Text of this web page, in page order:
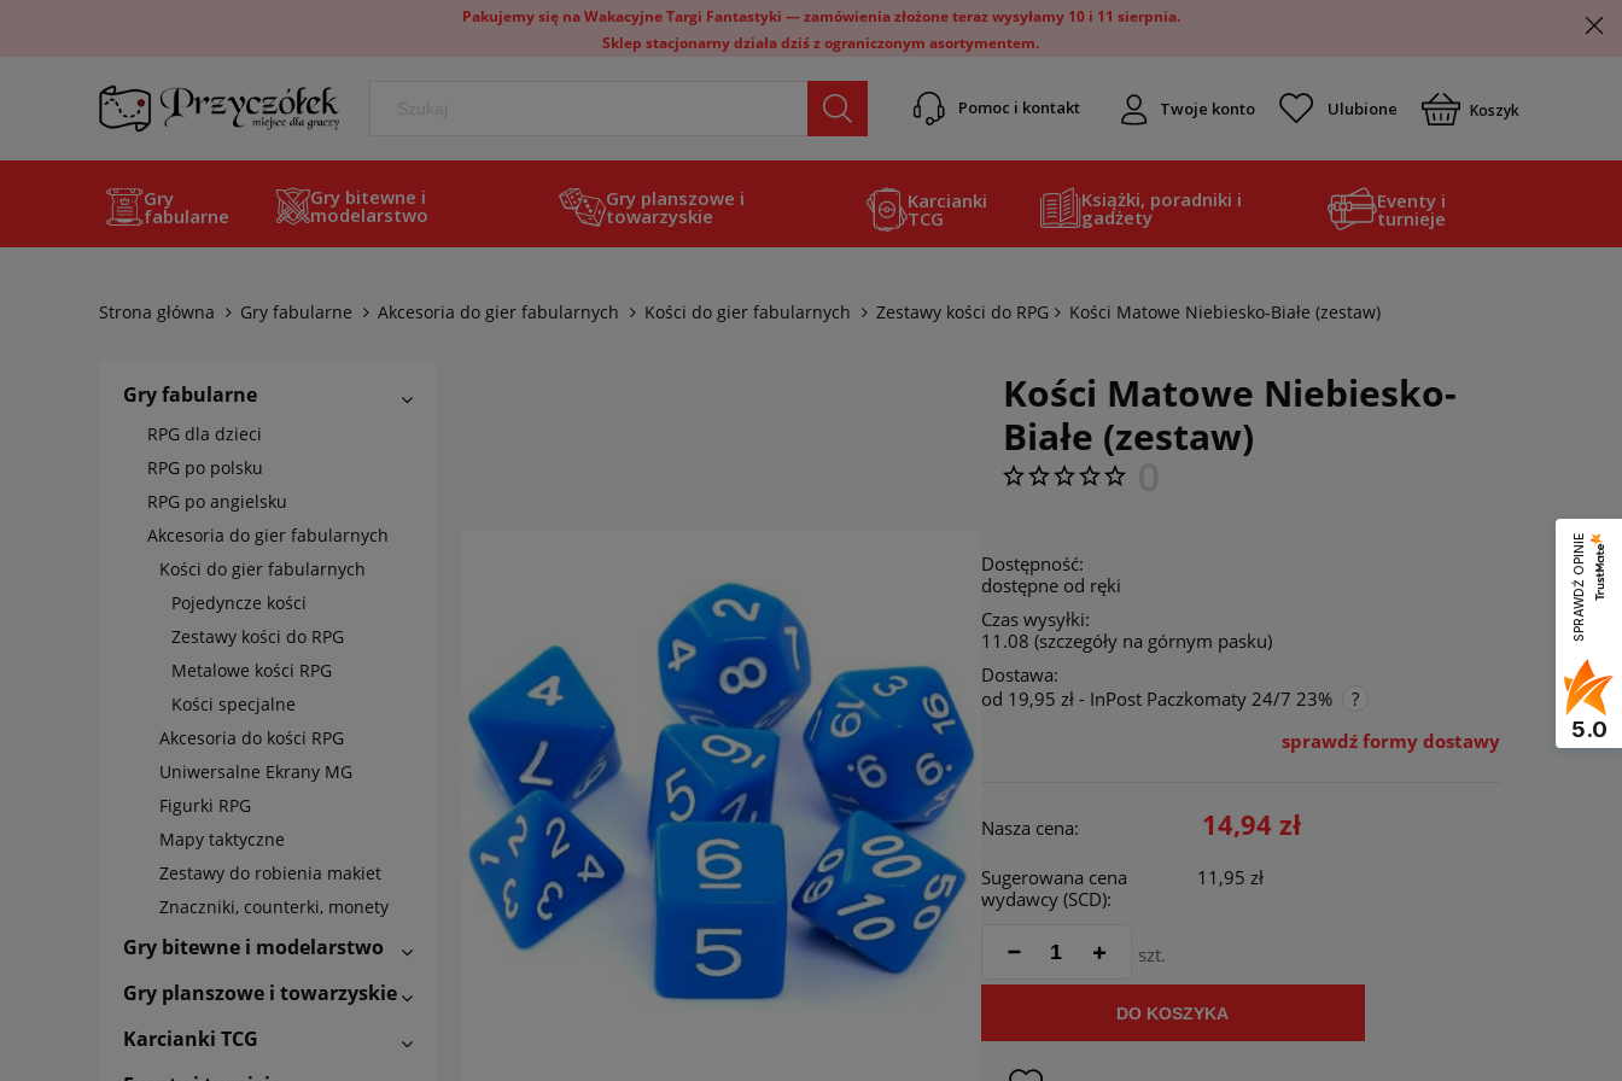
Pakujemy się na Wakacyjne Targi Fantastyki — zamówienia złożone teraz wysyłamy 10 i 11 sierpnia.
Sklep stacjonarny działa dziś z ograniczonym asortymentem.
Pomoc i kontakt Twoje konto Koszyk
Gry
fabularne
Gry bitewne i
modelarstwo
Gry planszowe i
towarzyskie
Karcianki
TCG
Książki, poradniki i
gadżety
Eventy i
turnieje
Strona główna Gry fabularne Akcesoria do gier fabularnych Kości do gier fabularnych Zestawy kości do RPG Kości Matowe Niebiesko-Białe (zestaw)
Gry fabularne
RPG dla dzieci
RPG po polsku
RPG po angielsku
Akcesoria do gier fabularnych
Kości do gier fabularnych
Pojedyncze kości
Zestawy kości do RPG
Metalowe kości RPG
Kości specjalne
Akcesoria do kości RPG
Uniwersalne Ekrany MG
Figurki RPG
Mapy taktyczne
Zestawy do robienia makiet
Znaczniki, counterki, monety
Gry bitewne i modelarstwo
Gry planszowe i towarzyskie
Karcianki TCG
Kości Matowe Niebiesko-
Białe (zestaw)
Dostępność:
dostępne od ręki
Czas wysyłki:
11.08 (szczegóły na górnym pasku)
Dostawa:
od 19,95 zł - InPost Paczkomaty 24/7 23%
Cena nie zawiera ewentualnych kosztów
sprawdź formy dostawy
Nasza cena: 14,94 zł
Sugerowana cena
wydawcy (SCD):
11,95 zł
szt.
DO KOSZYKA
SPRAWDŹ OPINIE
5.0